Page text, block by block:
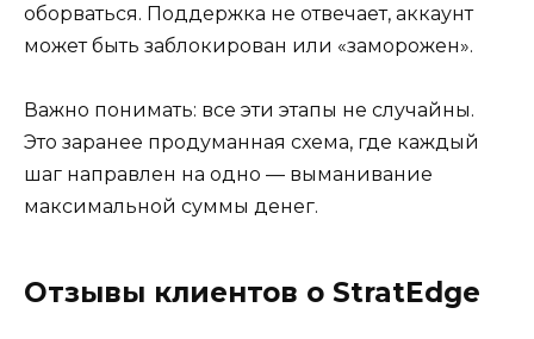
оборваться. Поддержка не отвечает, аккаунт
может быть заблокирован или «заморожен».
Важно понимать: все эти этапы не случайны.
Это заранее продуманная схема, где каждый
шаг направлен на одно — выманивание
максимальной суммы денег.
Отзывы клиентов о StratEdge